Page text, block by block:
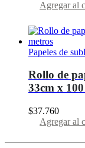
Agregar al
Papeles de
Rollo de
33cm x
$37.760
Agregar al